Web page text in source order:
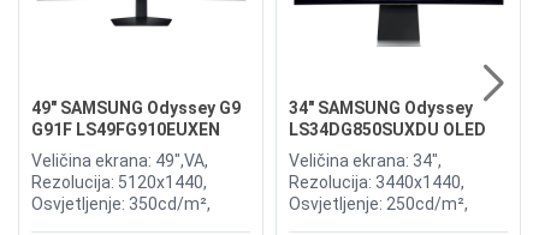
49" SAMSUNG Odyssey G9
G91F LS49FG910EUXEN
144Hz Gaming Curved
Display
Veličina ekrana: 49",VA,
Rezolucija: 5120x1440,
Osvjetljenje: 350cd/m²,
34" SAMSUNG Odyssey
LS34DG850SUXDU OLED
G8 175Hz Gaming Curved
Display
Veličina ekrana: 34",
Rezolucija: 3440x1440,
Osvjetljenje: 250cd/m²,